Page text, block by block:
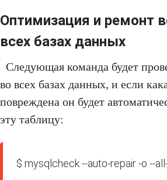
Оптимизация и ремонт
всех базах данных
Следующая команда будет
во всех базах данных, и если
повреждена он будет
эту таблицу:
$ mysqlcheck --auto-repair -o --